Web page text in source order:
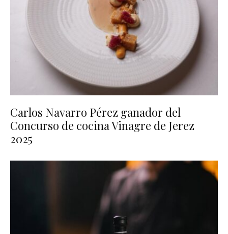
Carlos Navarro Pérez ganador del
Concurso de cocina Vinagre de Jerez
2025